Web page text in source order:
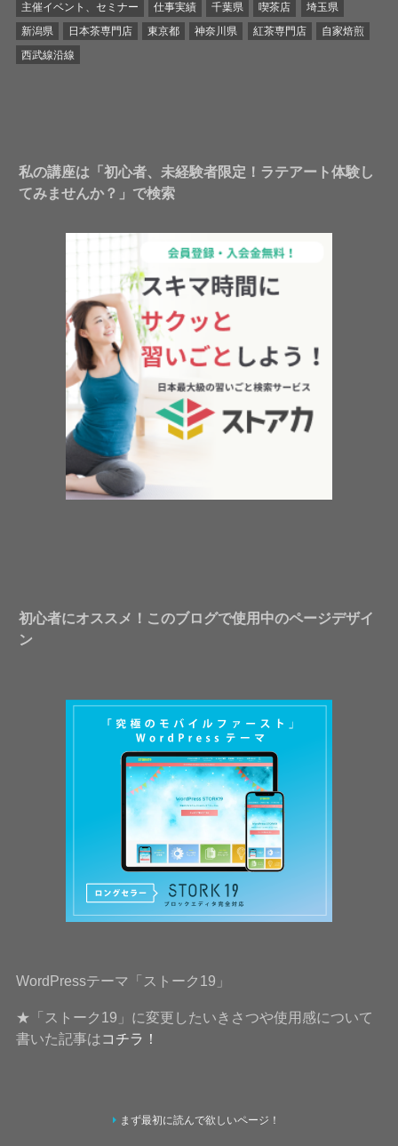
主催イベント、セミナー
仕事実績 千葉県 喫茶店
埼玉県
新潟県
日本茶専門店 東京都 神奈川県 紅茶専門店
自家焙煎
西武線沿線
私の講座は「初心者、未経験者限定！ラテアート体験し
てみませんか？」で検索
初心者にオススメ！このブログで使用中のページデザイ
ン
WordPressテーマ「ストーク19」
★「ストーク19」に変更したいきさつや使用感について
書いた記事はコチラ！
まず最初に読んで欲しいページ！